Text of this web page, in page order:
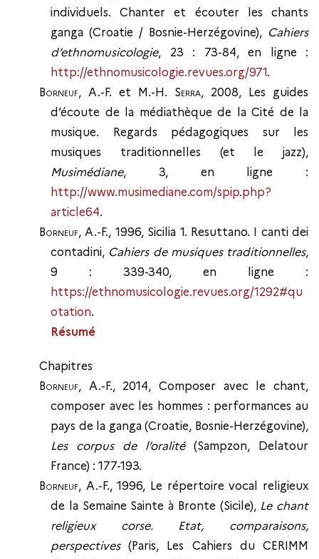
individuels. Chanter et écouter les chants
ganga (Croatie / Bosnie-Herzégovine), Cahiers
d’ethnomusicologie, 23 : 73-84, en ligne :
http://ethnomusicologie.revues.org/971.
Borneuf, A.-F. et M.-H. Serra, 2008, Les guides
d’écoute de la médiathèque de la Cité de la
musique. Regards pédagogiques sur les
musiques traditionnelles (et le jazz),
Musimédiane, 3, en ligne :
http://www.musimediane.com/spip.php?
article64.
Borneuf, A.-F., 1996, Sicilia 1. Resuttano. I canti dei
contadini, Cahiers de musiques traditionnelles,
9 : 339-340, en ligne :
https://ethnomusicologie.revues.org/1292#qu
otation.
Résumé
Chapitres
Borneuf, A.-F., 2014, Composer avec le chant,
composer avec les hommes : performances au
pays de la ganga (Croatie, Bosnie-Herzégovine),
Les corpus de l’oralité(Sampzon, Delatour
France) : 177-193.
Borneuf, A.-F., 1996, Le répertoire vocal religieux
de la Semaine Sainte à Bronte (Sicile), Le chant
religieux corse. Etat, comparaisons,
perspectives(Paris, Les Cahiers du CERIMM